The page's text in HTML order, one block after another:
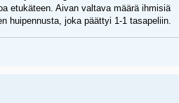
etukäteen. Aivan valtava määrä ihmisiä
huipennusta, joka päättyi 1-1 tasapeliin.